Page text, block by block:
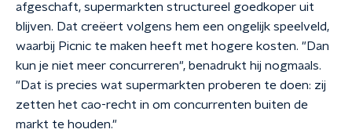
afgeschaft, supermarkten structureel goedkoper uit
blijven. Dat creëert volgens hem een ongelijk speelveld,
waarbij Picnic te maken heeft met hogere kosten. "Dan
kun je niet meer concurreren", benadrukt hij nogmaals.
"Dat is precies wat supermarkten proberen te doen: zij
zetten het cao-recht in om concurrenten buiten de
markt te houden."